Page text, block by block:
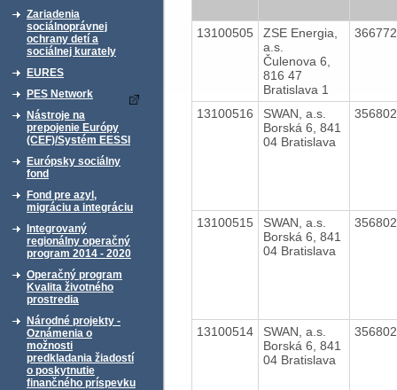
Zariadenia
sociálnoprávnej
ochrany detí a
sociálnej kurately
EURES
PES Network
Nástroje na
prepojenie Európy
(CEF)/Systém EESSI
Európsky sociálny
fond
Fond pre azyl,
migráciu a integráciu
Integrovaný
regionálny operačný
program 2014 - 2020
Operačný program
Kvalita životného
prostredia
Národné projekty -
Oznámenia o
možnosti
predkladania žiadostí
o poskytnutie
finančného príspevku
13100505
ZSE Energia,
a.s.
Čulenova 6,
816 47
Bratislava 1
13100516
SWAN, a.s.
Borská 6, 841
04 Bratislava
13100515
SWAN, a.s.
Borská 6, 841
04 Bratislava
13100514
SWAN, a.s.
Borská 6, 841
04 Bratislava